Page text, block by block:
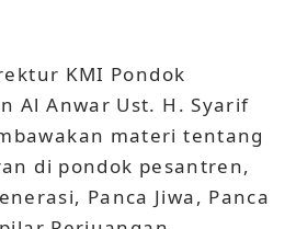
KMI Pondok
Al Anwar Ust. H. Syarif
materi tentang
di pondok pesantren,
Panca Jiwa, Panca